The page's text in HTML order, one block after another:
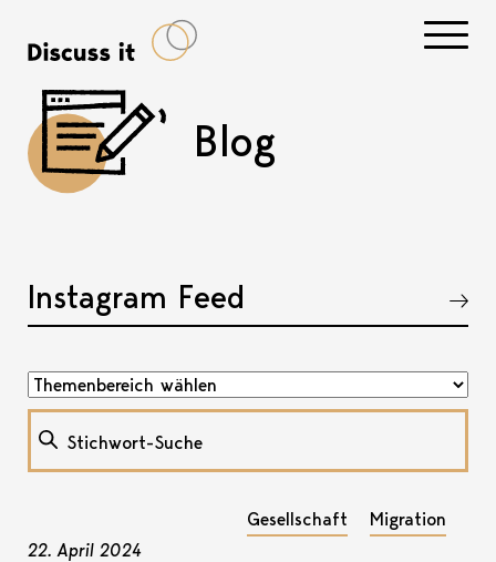
Blog
Instagram Feed
Akkordeon öffnen, bzw. schliessen
Gesellschaft Migration
22. April 2024